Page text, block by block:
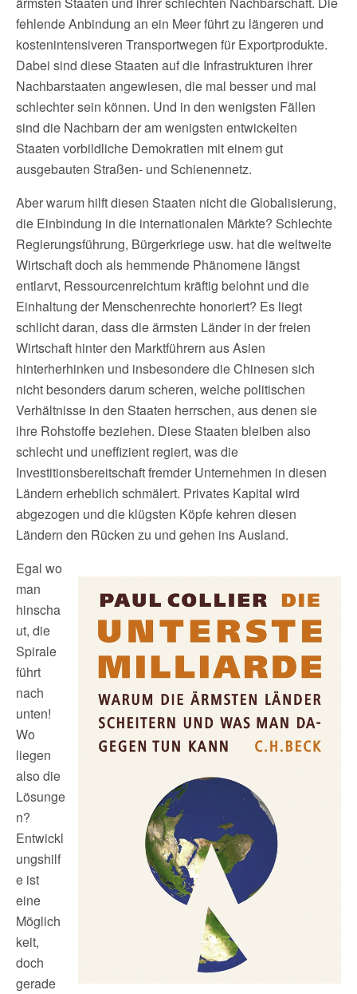
fehlende Anbindung an ein Meer führt zu längeren und
kostenintensiveren Transportwegen für Exportprodukte.
Dabei sind diese Staaten auf die Infrastrukturen ihrer
Nachbarstaaten angewiesen, die mal besser und mal
schlechter sein können. Und in den wenigsten Fällen
sind die Nachbarn der am wenigsten entwickelten
Staaten vorbildliche Demokratien mit einem gut
ausgebauten Straßen- und Schienennetz.
Aber warum hilft diesen Staaten nicht die Globalisierung,
die Einbindung in die internationalen Märkte? Schlechte
Regierungsführung, Bürgerkriege usw. hat die weltweite
Wirtschaft doch als hemmende Phänomene längst
entlarvt, Ressourcenreichtum kräftig belohnt und die
Einhaltung der Menschenrechte honoriert? Es liegt
schlicht daran, dass die ärmsten Länder in der freien
Wirtschaft hinter den Marktführern aus Asien
hinterherhinken und insbesondere die Chinesen sich
nicht besonders darum scheren, welche politischen
Verhältnisse in den Staaten herrschen, aus denen sie
ihre Rohstoffe beziehen. Diese Staaten bleiben also
schlecht und uneffizient regiert, was die
Investitionsbereitschaft fremder Unternehmen in diesen
Ländern erheblich schmälert. Privates Kapital wird
abgezogen und die klügsten Köpfe kehren diesen
Ländern den Rücken zu und gehen ins Ausland.
Egal wo
man
hinscha
ut, die
Spirale
führt
nach
unten!
Wo
liegen
also die
Lösunge
n?
Entwickl
ungshilf
e ist
eine
Möglich
keit,
doch
gerade